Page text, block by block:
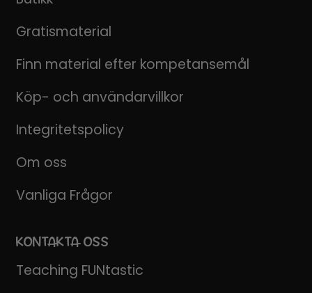
Gratismaterial
Finn material efter kompetansemål
Köp- och användarvillkor
Integritetspolicy
Om oss
Vanliga Frågor
KONTAKTA OSS
Teaching FUNtastic